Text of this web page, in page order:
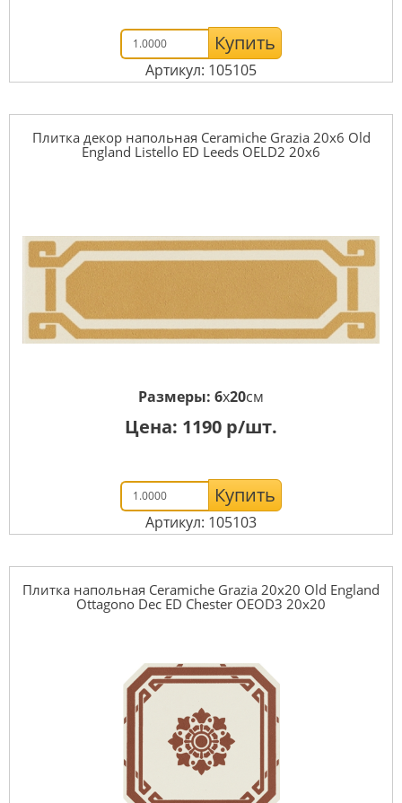
Купить
Артикул: 105105
Плитка декор напольная Ceramiche Grazia 20x6 Old
England Listello ED Leeds OELD2 20x6
Размеры: 6x20см
Цена: 1190 р/шт.
Купить
Артикул: 105103
Плитка напольная Ceramiche Grazia 20x20 Old England
Ottagono Dec ED Chester OEOD3 20x20